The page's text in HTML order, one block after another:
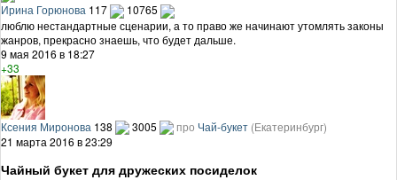
Ирина Горюнова 117
10765
люблю нестандартные сценарии, а то право же начинают утомлять законы
жанров, прекрасно знаешь, что будет дальше.
9 мая 2016 в 18:27
+33
Ксения Миронова 138 3005 про Чай-букет (Екатеринбург)
21 марта 2016 в 23:29
Чайный букет для дружеских посиделок